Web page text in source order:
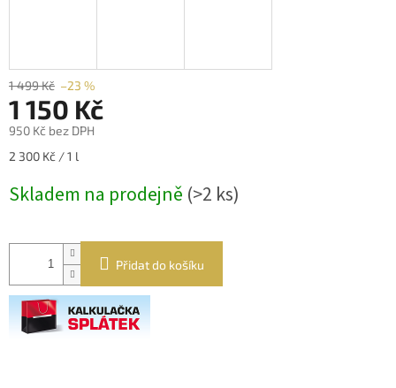
1 499 Kč –23 %
1 150 Kč
950 Kč bez DPH
Měrná
2 300 Kč / 1 l
Skladem na prodejně (>2 ks)
Přidat do košíku